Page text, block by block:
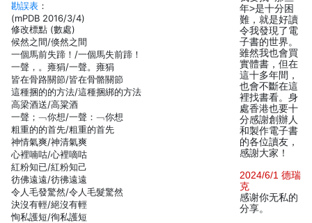
勘誤表 ：
(mPDB 2016/3/4)
修改標點 (數處)
候然之間/倏然之間
一個馬前失蹄！/一個馬失前蹄！
一聲，。雍狷/一聲。雍狷
皆在骨路關節/皆在骨骼關節
這種捆的的方法/這種捆綁的方法
高梁酒送/高粱酒
一聲；﹁你想/一聲：﹁你想
粗重的的首先/粗重的首先
神情氣爽/神清氣爽
心裡喃咕/心裡嘀咕
紅粉知已/紅粉知己
彷佛遠遠/彷彿遠遠
令人毛發驚然/令人毛髮驚然
決沒有輕/絕沒有輕
恂私護短/徇私護短
年>是十分困
難，就是好讀
令我發現了電
子書的世界。
雖然我也會買
實體書，但在
這十多年間，
也會不斷在這
裡找書看。身
處香港也要十
分感謝創辦人
和製作電子書
的各位讀友，
感謝大家！
2024/6/1 德瑞
克
感谢你无私的
分享。